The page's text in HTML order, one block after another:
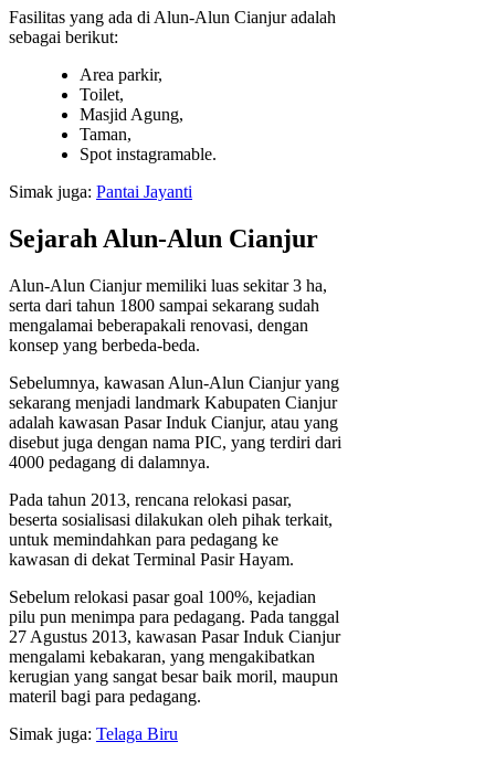
Fasilitas yang ada di Alun-Alun Cianjur adalah
sebagai berikut:
Area parkir,
Toilet,
Masjid Agung,
Taman,
Spot instagramable.
Simak juga: Pantai Jayanti
Sejarah Alun-Alun Cianjur
Alun-Alun Cianjur memiliki luas sekitar 3 ha,
serta dari tahun 1800 sampai sekarang sudah
mengalamai beberapakali renovasi, dengan
konsep yang berbeda-beda.
Sebelumnya, kawasan Alun-Alun Cianjur yang
sekarang menjadi landmark Kabupaten Cianjur
adalah kawasan Pasar Induk Cianjur, atau yang
disebut juga dengan nama PIC, yang terdiri dari
4000 pedagang di dalamnya.
Pada tahun 2013, rencana relokasi pasar,
beserta sosialisasi dilakukan oleh pihak terkait,
untuk memindahkan para pedagang ke
kawasan di dekat Terminal Pasir Hayam.
Sebelum relokasi pasar goal 100%, kejadian
pilu pun menimpa para pedagang. Pada tanggal
27 Agustus 2013, kawasan Pasar Induk Cianjur
mengalami kebakaran, yang mengakibatkan
kerugian yang sangat besar baik moril, maupun
materil bagi para pedagang.
Simak juga: Telaga Biru